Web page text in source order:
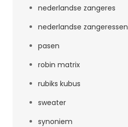
nederlandse zangeres
nederlandse zangeressen
pasen
robin matrix
rubiks kubus
sweater
synoniem